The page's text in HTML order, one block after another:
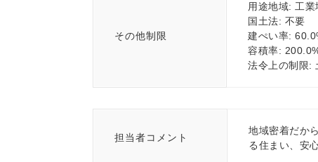
その他制限
用途地域: 工業
国土法: 不要
建ぺい率:
容積率:
法令上の制限:
担当者コメント
地域密着だか
る住まい、安